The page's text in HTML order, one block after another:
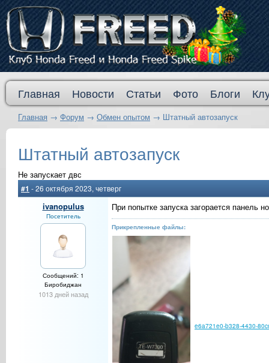
Главная Новости Статьи Фото Блоги
Главная → Форум → Обмен опытом → Штатный автозапуск
Штатный автозапуск
Не запускает двс
#1 - 26 октября 2023, четверг
ivanopulus
Посетитель
Сообщений: 1
Биробиджан
1013 дней назад
При попытке запуска загорается панель
Прикрепленные файлы:
e6a721e0-b328-4430-